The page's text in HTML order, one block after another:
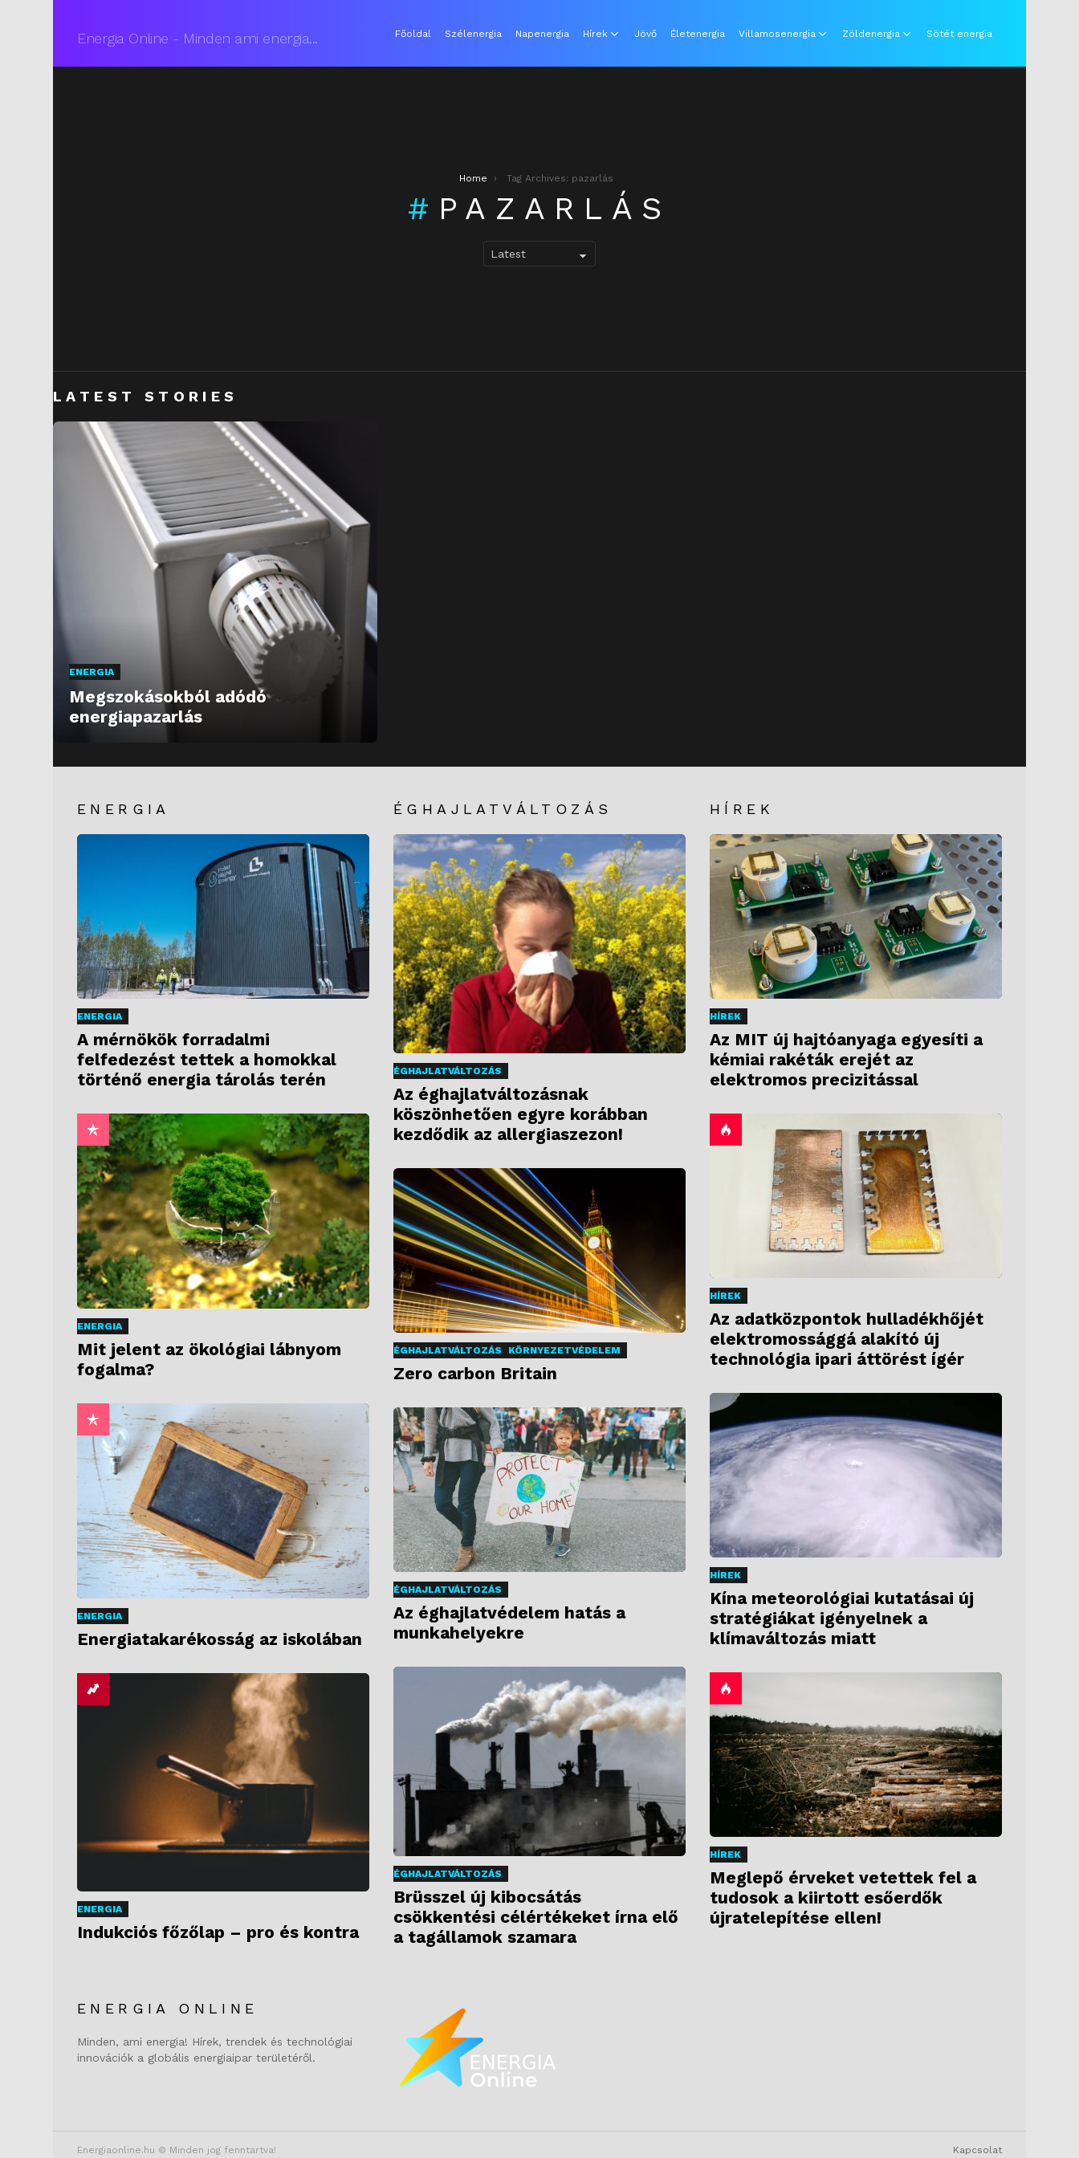
Energia Online - Minden ami energia... Főoldal Szélenergia Napenergia Hírek Jövő Életenergia Villamosenergia Zöldenergia Sötét energia
Home Tag Archives: pazarlás
PAZARLÁS
LATEST STORIES
ENERGIA
Megszokásokból adódó
energiapazarlás
ENERGIA
ENERGIA
A mérnökök forradalmi
felfedezést tettek a homokkal
történő energia tárolás terén
ENERGIA
Mit jelent az ökológiai lábnyom
fogalma?
ENERGIA
Energiatakarékosság az iskolában
ENERGIA
Indukciós főzőlap – pro és kontra
ENERGIA ONLINE
Minden, ami energia! Hírek, trendek és technológiai
innovációk a globális energiaipar területéről.
ÉGHAJLATVÁLTOZÁS
ÉGHAJLATVÁLTOZÁS
Az éghajlatváltozásnak
köszönhetően egyre korábban
kezdődik az allergiaszezon!
ÉGHAJLATVÁLTOZÁS KÖRNYEZETVÉDELEM
Zero carbon Britain
ÉGHAJLATVÁLTOZÁS
Az éghajlatvédelem hatás a
munkahelyekre
ÉGHAJLATVÁLTOZÁS
Brüsszel új kibocsátás
csökkentési célértékeket írna elő
a tagállamok szamara
HÍREK
HÍREK
Az MIT új hajtóanyaga egyesíti a
kémiai rakéták erejét az
elektromos precizitással
HÍREK
Az adatközpontok hulladékhőjét
elektromossággá alakító új
technológia ipari áttörést ígér
HÍREK
Kína meteorológiai kutatásai új
stratégiákat igényelnek a
klímaváltozás miatt
HÍREK
Meglepő érveket vetettek fel a
tudosok a kiirtott esőerdők
újratelepítése ellen!
Energiaonline.hu © Minden jog fenntartva! Kapcsolat